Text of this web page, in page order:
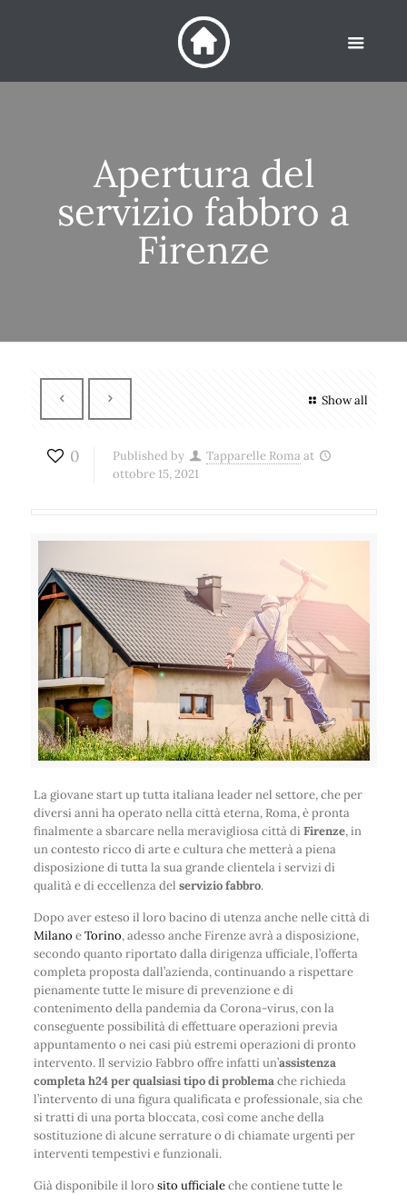
Apertura del
servizio fabbro a
Firenze
Show all
0 Published by Tapparelle Roma at
ottobre 15, 2021
La giovane start up tutta italiana leader nel settore, che per
diversi anni ha operato nella città eterna, Roma, è pronta
finalmente a sbarcare nella meravigliosa città diFirenze, in
un contesto ricco di arte e cultura che metterà a piena
disposizione di tutta la sua grande clientela i servizi di
qualità e di eccellenza delservizio fabbro.
Dopo aver esteso il loro bacino di utenza anche nelle città di
Milano eTorino, adesso anche Firenze avrà a disposizione,
secondo quanto riportato dalla dirigenza ufficiale, l’offerta
completa proposta dall’azienda, continuando a rispettare
pienamente tutte le misure di prevenzione e di
contenimento della pandemia da Corona-virus, con la
conseguente possibilità di effettuare operazioni previa
appuntamento o nei casi più estremi operazioni di pronto
intervento. Il servizio Fabbro offre infatti un’assistenza
completa h24 per qualsiasi tipo di problemache richieda
l’intervento di una figura qualificata e professionale, sia che
si tratti di una porta bloccata, così come anche della
sostituzione di alcune serrature o di chiamate urgenti per
interventi tempestivi e funzionali.
Già disponibile il lorosito ufficialeche contiene tutte le